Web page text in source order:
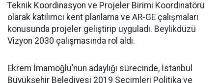
Teknik Koordinasyon ve Projeler Birimi Koordinatörü
olarak katılımcı kent planlama ve AR-GE çalışmaları
konusunda projeler geliştirip uyguladı. Beylikdüzü
Vizyon 2030 çalışmasında rol aldı.
Ekrem İmamoğlu’nun adaylığı sürecinde, İstanbul
Büyükşehir Belediyesi 2019 Seçimleri Politika ve